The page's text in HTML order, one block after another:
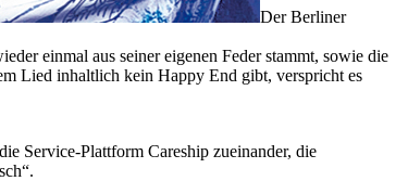
Der Berliner
einmal aus seiner eigenen Feder stammt, sowie die
Lied inhaltlich kein Happy End gibt, verspricht es
Service-Plattform Careship zueinander, die